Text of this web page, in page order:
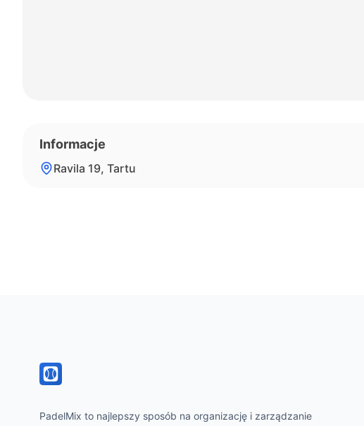
Informacje
Ravila 19, Tartu
PadelMix to najlepszy sposób na organizację i zarządzanie